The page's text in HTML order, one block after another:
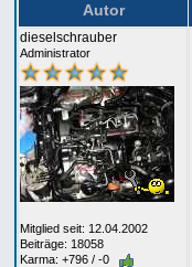
Autor
dieselschrauber
Administrator
Mitglied seit: 12.04.2002
Beiträge: 18058
Karma: +796 / -0